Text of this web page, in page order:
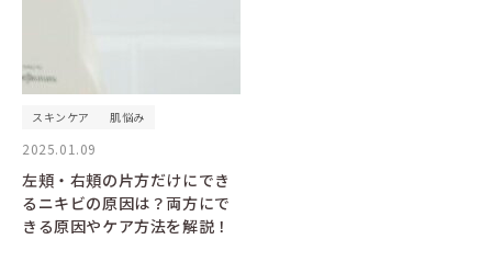
スキンケア 肌悩み
2025.01.09
左頬・右頬の片方だけにでき
るニキビの原因は？両方にで
きる原因やケア方法を解説！